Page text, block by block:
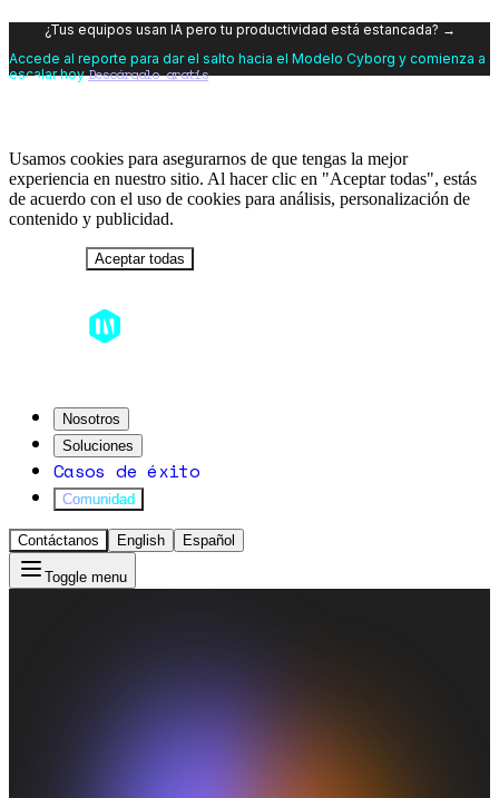
¿Tus equipos usan IA pero tu productividad está estancada? →
Accede al reporte para dar el salto hacia el Modelo Cyborg y comienza a
escalar hoy Descárgalo gratis
Usamos cookies para asegurarnos de que tengas la mejor
experiencia en nuestro sitio. Al hacer clic en "Aceptar todas", estás
de acuerdo con el uso de cookies para análisis, personalización de
contenido y publicidad.
Aceptar todas
Nosotros
Soluciones
Casos de éxito
Comunidad
Contáctanos English Español
Toggle menu